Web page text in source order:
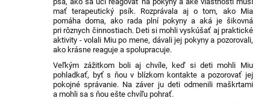
mať terapeutický psík. Rozprávala aj o tom, ako Mia
pomáha doma, ako rada plní pokyny a aká je šikovná
pri rôznych činnostiach. Deti si mohli vyskúšať aj praktické
aktivity - volali Miu po mene, dávali jej pokyny a pozorovali,
ako krásne reaguje a spolupracuje.
Veľkým zážitkom boli aj chvíle, keď si deti mohli Miu
pohladkať, byť s ňou v blízkom kontakte a pozorovať jej
pokojné správanie. Na záver ju deti odmenili maškrtami
a mohli sa s ňou ešte chvíľu pohrať.